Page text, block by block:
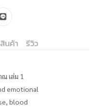
นค้า รีวิว
เล่ม 1
emotional
blood